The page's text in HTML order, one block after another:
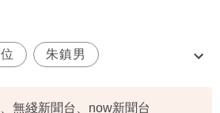
朱鎮男
無綫新聞台、now新聞台